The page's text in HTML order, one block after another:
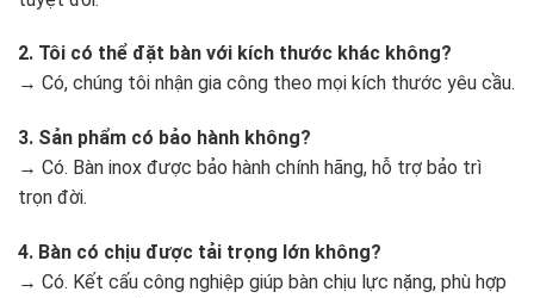
2. Tôi có thể đặt bàn với kích thước khác không?
→ Có, chúng tôi nhận gia công theo mọi kích thước yêu cầu.
3. Sản phẩm có bảo hành không?
→ Có. Bàn inox được bảo hành chính hãng, hỗ trợ bảo trì
trọn đời.
4. Bàn có chịu được tải trọng lớn không?
→ Có. Kết cấu công nghiệp giúp bàn chịu lực nặng, phù hợp